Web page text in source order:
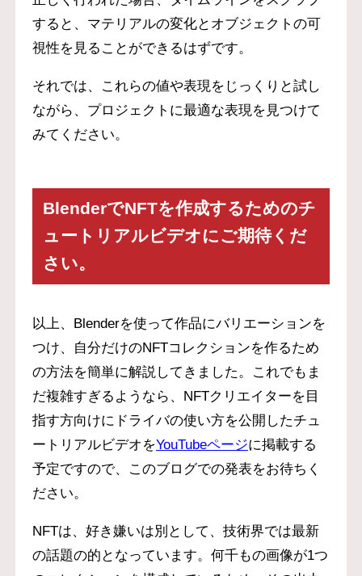
すると、マテリアルの変化とオブジェクトの可
視性を見ることができるはずです。
それでは、これらの値や表現をじっくりと試し
ながら、プロジェクトに最適な表現を見つけて
みてください。
BlenderでNFTを作成するためのチ
ュートリアルビデオにご期待くだ
さい。
以上、Blenderを使って作品にバリエーションを
つけ、自分だけのNFTコレクションを作るため
の方法を簡単に解説してきました。これでもま
だ複雑すぎるようなら、NFTクリエイターを目
指す方向けにドライバの使い方を公開したチュ
ートリアルビデオをYouTubeページに掲載する
予定ですので、このブログでの発表をお待ちく
ださい。
NFTは、好き嫌いは別として、技術界では最新
の話題の的となっています。何千もの画像が1つ